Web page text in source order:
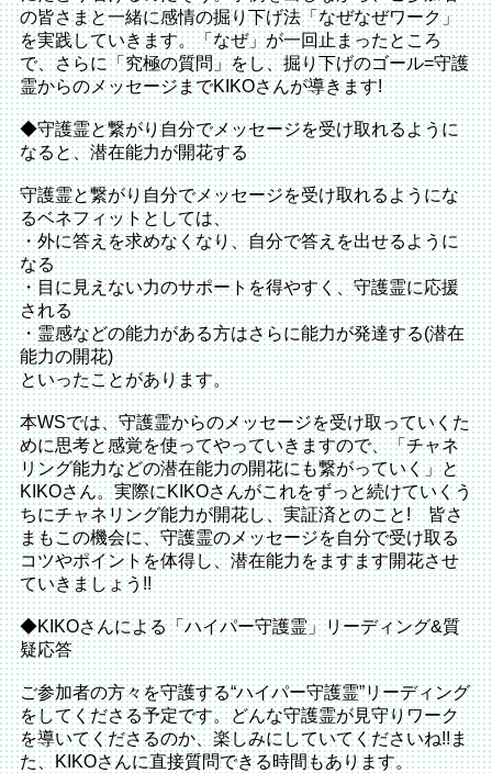
の皆さまと一緒に感情の掘り下げ法「なぜなぜワーク」
を実践していきます。「なぜ」が一回止まったところ
で、さらに「究極の質問」をし、掘り下げのゴール=守護
霊からのメッセージまでKIKOさんが導きます!
◆守護霊と繋がり自分でメッセージを受け取れるように
なると、潜在能力が開花する
守護霊と繋がり自分でメッセージを受け取れるようにな
るベネフィットとしては、
・外に答えを求めなくなり、自分で答えを出せるように
なる
・目に見えない力のサポートを得やすく、守護霊に応援
される
・霊感などの能力がある方はさらに能力が発達する(潜在
能力の開花)
といったことがあります。
本WSでは、守護霊からのメッセージを受け取っていくた
めに思考と感覚を使ってやっていきますので、「チャネ
リング能力などの潜在能力の開花にも繋がっていく」と
KIKOさん。実際にKIKOさんがこれをずっと続けていくう
ちにチャネリング能力が開花し、実証済とのこと! 皆さ
まもこの機会に、守護霊のメッセージを自分で受け取る
コツやポイントを体得し、潜在能力をますます開花させ
ていきましょう!!
◆KIKOさんによる「ハイパー守護霊」リーディング&質
疑応答
ご参加者の方々を守護する“ハイパー守護霊”リーディング
をしてくださる予定です。どんな守護霊が見守りワーク
を導いてくださるのか、楽しみにしていてくださいね!!ま
た、KIKOさんに直接質問できる時間もあります。